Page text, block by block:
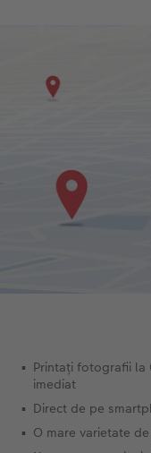
Printați fotografii la
imediat
Direct de pe
O mare varietate